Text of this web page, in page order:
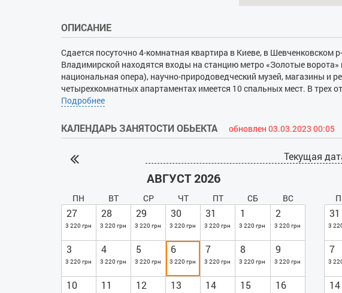
ОПИСАНИЕ
Сдается посуточно 4-комнатная квартира в Киеве, в Шевченковском
Владимирской находятся входы на станцию метро «Золотые ворота»
национальная опера), научно-природоведческий музей, магазины и
четырехкомнатных апартаментах имеется 10 спальных мест. В трех
с широкими кроватями на двоих. В гостиной - два больших
кухня укомплектована полным набором техники и встроенной
СВЧ. Есть посуда, чайник, стильный уголок для приема пищи.
Подробнее
КАЛЕНДАРЬ ЗАНЯТОСТИ ОБЬЕКТА обновлен 03.03.2023 00:05
Текущая
АВГУСТ 2026
ПН ВТ СР ЧТ ПТ СБ ВС
27
3 220 грн
28
3 220 грн
29
3 220 грн
30
3 220 грн
31
3 220 грн
1
3 220 грн
2
3 220 грн
3
3 220 грн
4
3 220 грн
5
3 220 грн
6
3 220 грн
7
3 220 грн
8
3 220 грн
9
3 220 грн
10 11 12 13 14 15 16
31
3
7
3
14